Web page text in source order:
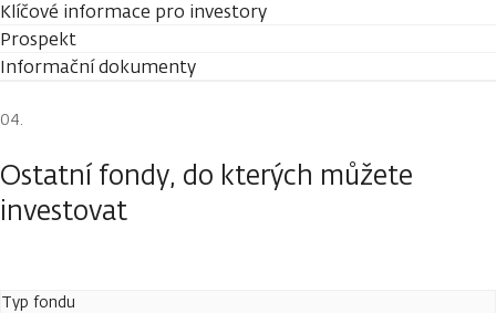
Klíčové informace pro investory
Prospekt
Informační dokumenty
Ostatní fondy, do kterých můžete
investovat
Typ fondu